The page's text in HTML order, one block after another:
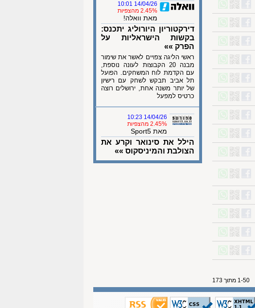
1-50 מתוך 173
14/04/26 10:01
2.45% מהצפיות
מאת וואלה!
דירקטוריון היורוליג יתכנס:
בקשות הישראליות על
הפרק »»
ראשי הליגה צפויים לאשר את שימור
מבנה 20 הקבוצות לעונה נוספת,
עם הקדמת לוח המשחקים. הפועל
תל אביב תבקש לשחק עם רישיון
של יותר משנה אחת, ירושלים רוצה
כרטיס למפעל
14/04/26 10:23
2.45% מהצפיות
מאת Sport5
הילל את סינואר וקרע את
הצולבת והמיניסקוס »»